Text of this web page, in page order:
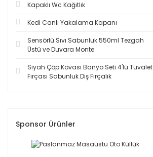
Kapaklı Wc Kağıtlık
Kedi Canlı Yakalama Kapanı
Sensörlü Sıvı Sabunluk 550ml Tezgah
Üstü ve Duvara Monte
Siyah Çöp Kovası Banyo Seti 4'lü Tuvalet
Fırçası Sabunluk Diş Fırçalık
Sponsor Ürünler